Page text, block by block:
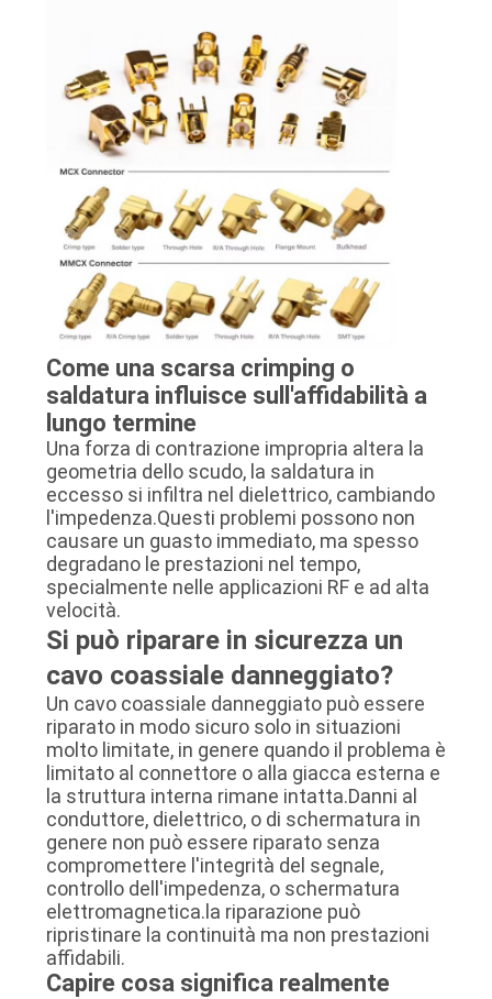
Come una scarsa crimping o
saldatura influisce sull'affidabilità a
lungo termine
Una forza di contrazione impropria altera la
geometria dello scudo, la saldatura in
eccesso si infiltra nel dielettrico, cambiando
l'impedenza.Questi problemi possono non
causare un guasto immediato, ma spesso
degradano le prestazioni nel tempo,
specialmente nelle applicazioni RF e ad alta
velocità.
Si può riparare in sicurezza un
cavo coassiale danneggiato?
Un cavo coassiale danneggiato può essere
riparato in modo sicuro solo in situazioni
molto limitate, in genere quando il problema è
limitato al connettore o alla giacca esterna e
la struttura interna rimane intatta.Danni al
conduttore, dielettrico, o di schermatura in
genere non può essere riparato senza
compromettere l'integrità del segnale,
controllo dell'impedenza, o schermatura
elettromagnetica.la riparazione può
ripristinare la continuità ma non prestazioni
affidabili.
Capire cosa significa realmente